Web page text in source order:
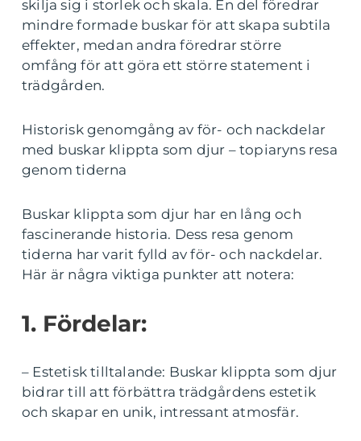
skilja sig i storlek och skala. En del föredrar
mindre formade buskar för att skapa subtila
effekter, medan andra föredrar större
omfång för att göra ett större statement i
trädgården.
Historisk genomgång av för- och nackdelar
med buskar klippta som djur – topiaryns resa
genom tiderna
Buskar klippta som djur har en lång och
fascinerande historia. Dess resa genom
tiderna har varit fylld av för- och nackdelar.
Här är några viktiga punkter att notera:
1. Fördelar:
– Estetisk tilltalande: Buskar klippta som djur
bidrar till att förbättra trädgårdens estetik
och skapar en unik, intressant atmosfär.